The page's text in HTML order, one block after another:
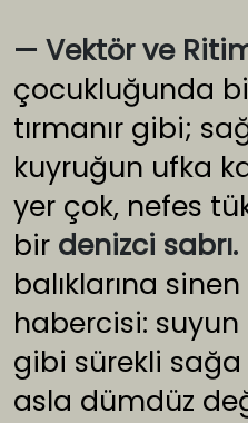
— Vektör ve
çocukluğunda
tırmanır gibi;
kuyruğun ufka
yer çok, nefes
bir denizci sabrı.
balıklarına
habercisi: suyun
gibi sürekli
asla dümdüz